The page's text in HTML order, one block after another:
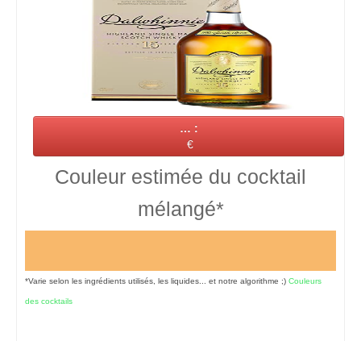
… :
€
Couleur estimée du cocktail
mélangé*
*Varie selon les ingrédients utilisés, les liquides... et notre algorithme ;) Couleurs
des cocktails